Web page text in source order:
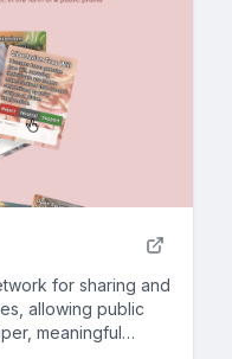
for sharing and
allowing public
meaningful